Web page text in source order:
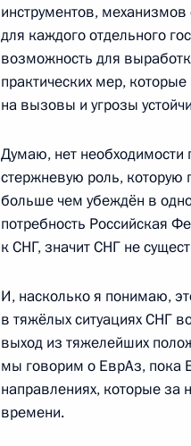
29 декабря 2014 года, 10:40
Телефонный разговор с
Каримовым
13 декабря 2014 года, 21:10
Визит в Узбекистан
10 декабря 2014 года
Российско-
10 декабря 2014 года, 15:00
инструментов,
для каждого отдельного
возможность для
практических мер,
на вызовы и угрозы
Думаю, нет
стержневую роль, которую
больше чем убеждён в
потребность Российская
к СНГ, значит СНГ не
И, насколько я понимаю,
в тяжёлых ситуациях СНГ
выход из тяжелейших
мы говорим о ЕврАз, пока
направлениях, которые за
времени.